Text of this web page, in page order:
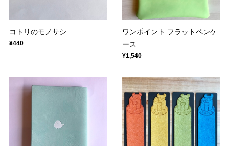
コトリのモノサシ
¥440
ワンポイント フラットペンケ
ース
¥1,540